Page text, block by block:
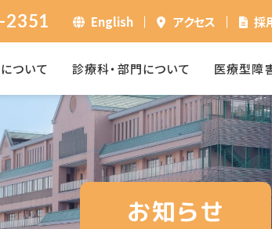
2351 English アクセス 採
ついて 診療科・部門について 医療型障
お知らせ